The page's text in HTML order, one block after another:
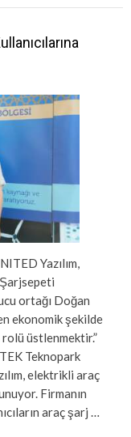
Yazılım,
ortağı Doğan
en ekonomik şekilde
üstlenmektir.”
Teknopark
elektrikli araç
Firmanın
araç şarj …